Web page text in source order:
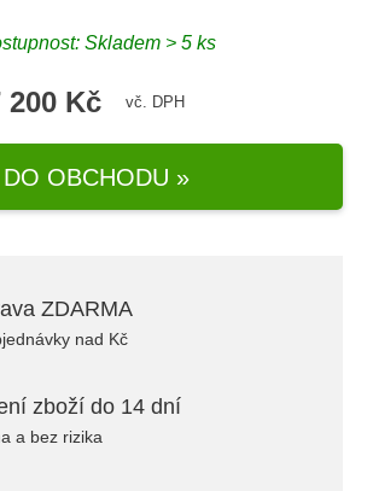
Skladem > 5 ks
200 Kč vč. DPH
DO OBCHODU »
ZDARMA
nad Kč
zboží do 14 dní
a bez rizika